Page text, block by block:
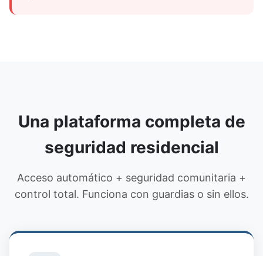
Una plataforma completa de
seguridad residencial
Acceso automático + seguridad comunitaria +
control total. Funciona con guardias o sin ellos.